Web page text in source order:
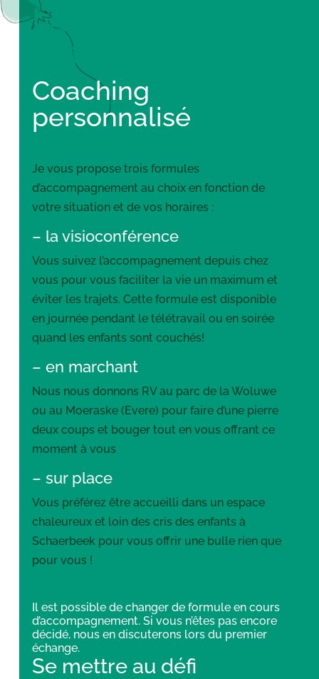
L’accompagnem
ent
Coaching
personnalisé
Je vous propose trois formules
d’accompagnement au choix en fonction de
votre situation et de vos horaires :
– la visioconférence
Vous suivez l’accompagnement depuis chez
vous pour vous faciliter la vie un maximum et
éviter les trajets. Cette formule est disponible
en journée pendant le télétravail ou en soirée
quand les enfants sont couchés!
– en marchant
Nous nous donnons RV au parc de la Woluwe
ou au Moeraske (Evere) pour faire d’une pierre
deux coups et bouger tout en vous offrant ce
moment à vous
– sur place
Vous préférez être accueilli dans un espace
chaleureux et loin des cris des enfants à
Schaerbeek pour vous offrir une bulle rien que
pour vous !
Il est possible de changer de formule en cours
d’accompagnement. Si vous n’êtes pas encore
décidé, nous en discuterons lors du premier
échange.
Se mettre au défi